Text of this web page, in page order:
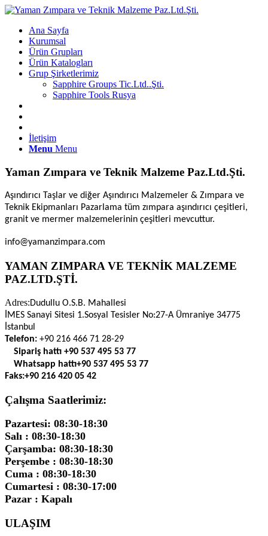
Ana Sayfa
Kurumsal
Ürün Grupları
Ürün Katalogları
Grup Şirketlerimiz
Sapphire Groups Tic.Ltd..Şti.
Sapphire Tools Rusya
İletişim
Menu Menu
Yaman Zımpara ve Teknik Malzeme Paz.Ltd.Şti.
Aşındırıcı Taşlar ve diğer Aşındırıcı Malzemeler & Zımpara ve
Teknik Ekipmanları Pazarlama tüm zımpara aşındırıcı çeşitleri,
granit ve mermer malzemelerinin çeşitleri mevcuttur.
info@yamanzimpara.com
YAMAN ZIMPARA VE TEKNİK MALZEME
PAZ.LTD.ŞTİ.
Adres:Dudullu O.S.B. Mahallesi
İMES Sanayi Sitesi 1.Sosyal Tesisler No:27-A Ümraniye 34775
İstanbul
Telefon: +90 216 466 71 28-29
Sipariş hattı +90 537 495 53 77
Whatsapp hattı+90 537 495 53 77
Faks:+90 216 420 05 42
Çalışma Saatlerimiz:
Pazartesi: 08:30-18:30
Salı : 08:30-18:30
Çarşamba: 08:30-18:30
Perşembe : 08:30-18:30
Cuma : 08:30-18:30
Cumartesi : 08:30-17:00
Pazar : Kapalı
ULAŞIM